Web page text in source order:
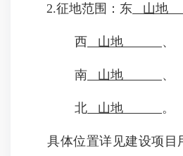
2.征地范围：东 山
西 山地 、
南 山地 、
北 山地 。
具体位置详见建设项目